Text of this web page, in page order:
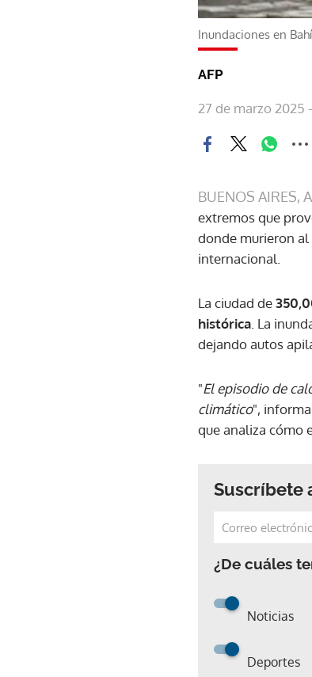
Inundaciones en
AFP
27 de marzo 2025
BUENOS AIRES,
extremos que
donde murieron al
internacional.
La ciudad de
histórica . La
dejando autos
"El episodio de
climático",
que analiza cómo
Suscríbete
¿De cuáles
Noticias
Deportes